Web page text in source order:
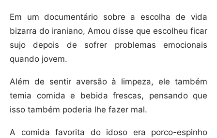
Em um documentário sobre a escolha de vida
bizarra do iraniano, Amou disse que escolheu ficar
sujo depois de sofrer problemas emocionais
quando jovem.
Além de sentir aversão à limpeza, ele também
temia comida e bebida frescas, pensando que
isso também poderia lhe fazer mal.
A comida favorita do idoso era porco-espinho